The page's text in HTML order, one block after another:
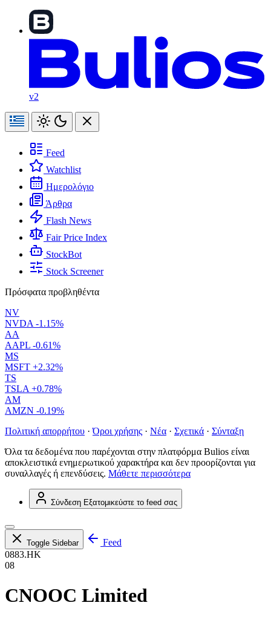
v2
Feed
Watchlist
Ημερολόγιο
Άρθρα
Flash News
Fair Price Index
StockBot
Stock Screener
Πρόσφατα προβληθέντα
NV
NVDA -1.15%
AA
AAPL -0.61%
MS
MSFT +2.32%
TS
TSLA +0.78%
AM
AMZN -0.19%
Πολιτική απορρήτου · Όροι χρήσης · Νέα · Σχετικά · Σύνταξη
Όλα τα δεδομένα που παρέχονται στην πλατφόρμα Bulios είναι
αποκλειστικά ενημερωτικού χαρακτήρα και δεν προορίζονται για
συναλλαγές ή επενδύσεις. Μάθετε περισσότερα
Σύνδεση Εξατομικεύστε το feed σας
Toggle Sidebar
Feed
0883.HK
08
CNOOC Limited